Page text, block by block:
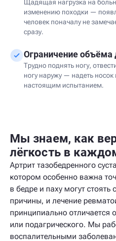
Щадящая нагрузка на
изменению походки —
человек поначалу не
сразу.
Ограничение
Трудно поднять ногу,
ногу наружу — надеть носок
настоящим испытанием.
Мы знаем, как
лёгкость в
Артрит тазобедренного
котором особенно важна
в бедре и паху могут
причины, и лечение
принципиально отличается
или подагрического. Мы
воспалительными